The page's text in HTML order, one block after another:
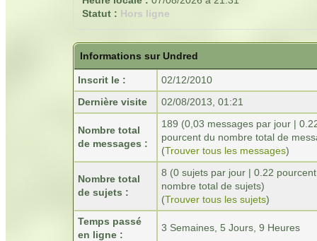
Statut : Hors ligne
Informations sur Undred
Inscrit le :
02/12/2010
Dernière visite
02/08/2013, 01:21
Nombre total
de messages :
189 (0,03 messages par jour |
pourcent du nombre total de
(Trouver tous les messages)
Nombre total
de sujets :
8 (0 sujets par jour | 0.22
nombre total de sujets)
(Trouver tous les sujets)
Temps passé
en ligne :
3 Semaines, 5 Jours, 9 Heures